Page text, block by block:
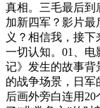
真相。三毛最后到
加新四军？影片最
义？相信我，接
一切认知。01、
记》发生的故事背
的战争场景，日
后画外旁白连用20